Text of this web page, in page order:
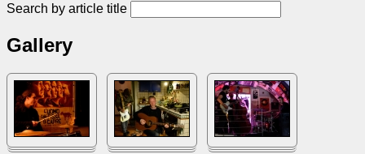
Search by article title
Gallery